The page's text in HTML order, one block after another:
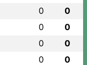
0 0
0 0
0 0
0 0